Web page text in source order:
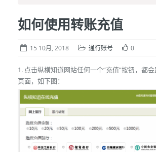
如何使用转账充值
15 10月, 2018 通行账号 0
1. 点击纵横知道网站任何一个“充值”按钮，都
页面，如下图：